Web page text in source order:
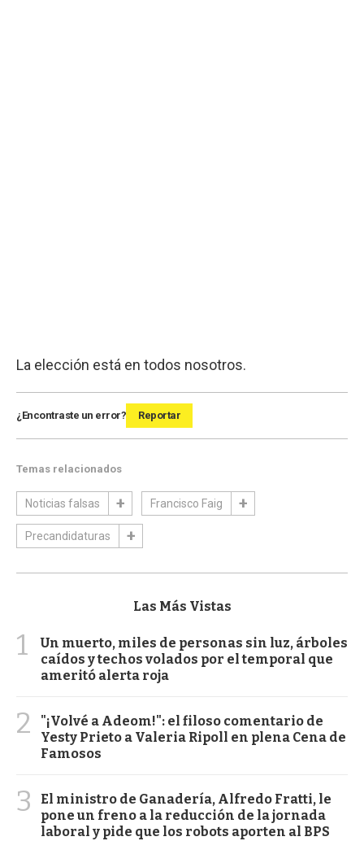
La elección está en todos nosotros.
¿Encontraste un error? Reportar
Temas relacionados
Noticias falsas Francisco Faig
Precandidaturas
Las Más Vistas
1
Un muerto, miles de personas sin luz, árboles
caídos y techos volados por el temporal que
ameritó alerta roja
2
"¡Volvé a Adeom!": el filoso comentario de
Yesty Prieto a Valeria Ripoll en plena Cena de
Famosos
3
El ministro de Ganadería, Alfredo Fratti, le
pone un freno a la reducción de la jornada
laboral y pide que los robots aporten al BPS